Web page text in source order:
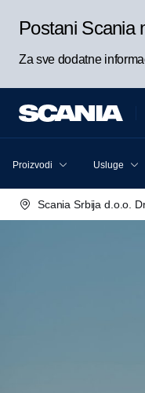
Postani Scania
Za sve dodatne
Proizvodi Usluge
Scania Srbija d.o.o.